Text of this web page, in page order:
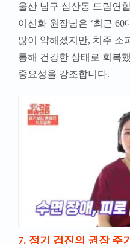
울산 남구 삼산동 드림연
이신화 원장님은 ‘최근 60
많이 약해졌지만, 치주 소
통해 건강한 상태로 회복
중요성을 강조합니다.
7. 정기 검진의 권장 주